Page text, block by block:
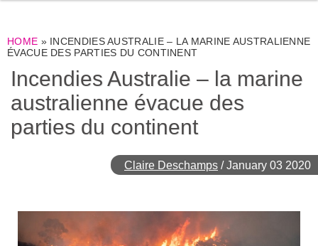
HOME » INCENDIES AUSTRALIE – LA MARINE AUSTRALIENNE
ÉVACUE DES PARTIES DU CONTINENT
Incendies Australie – la marine
australienne évacue des
parties du continent
Claire Deschamps /January 03 2020